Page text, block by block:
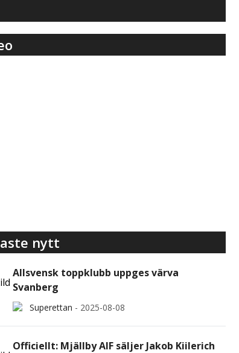
nytt
Allsvensk toppklubb uppges värva
Svanberg
Superettan - 2025-08-08
Officiellt: Mjällby AIF säljer Jakob Kiilerich